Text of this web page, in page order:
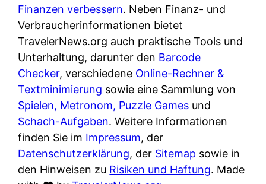
e
e
t
s
i
e
e
n
t
i
s
c
h
e
n
d
e
Finanzen verbessern. Neben Finanz- und
Verbraucherinformationen bietet
TravelerNews.org auch praktische Tools und
Unterhaltung, darunter den Barcode
Checker, verschiedene Online-Rechner &
Textminimierung sowie eine Sammlung von
Spielen, Metronom, Puzzle Games und
Schach-Aufgaben. Weitere Informationen
finden Sie im Impressum, der
Datenschutzerklärung, der Sitemap sowie in
den Hinweisen zu Risiken und Haftung. Made